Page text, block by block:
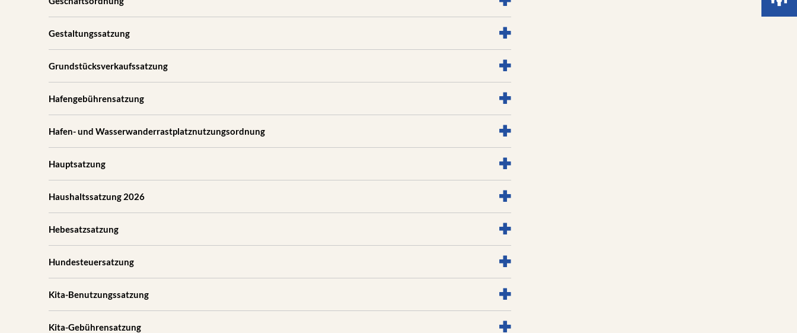
Gestaltungssatzung
Grundstücksverkaufssatzung
Hafengebührensatzung
Hafen- und Wasserwanderrastplatznutzungsordnung
Hauptsatzung
Haushaltssatzung 2026
Hebesatzsatzung
Hundesteuersatzung
Kita-Benutzungssatzung
Kita-Gebührensatzung